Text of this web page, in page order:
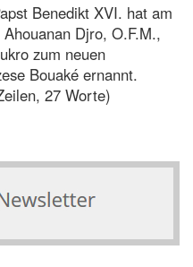
Benedikt XVI. hat am
Djro, O.F.M.,
zum neuen
Bouaké ernannt.
27 Worte)